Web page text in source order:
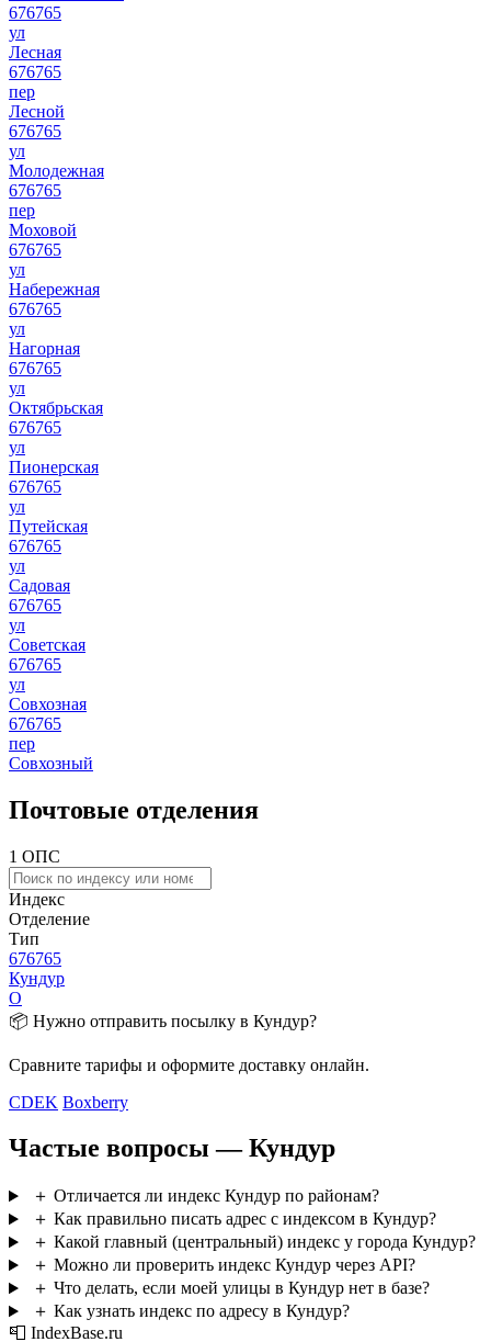
676765
ул
Лесная
676765
пер
Лесной
676765
ул
Молодежная
676765
пер
Моховой
676765
ул
Набережная
676765
ул
Нагорная
676765
ул
Октябрьская
676765
ул
Пионерская
676765
ул
Путейская
676765
ул
Садовая
676765
ул
Советская
676765
ул
Совхозная
676765
пер
Совхозный
Почтовые отделения
1 ОПС
Индекс
Отделение
Тип
676765
Кундур
О
📦 Нужно отправить посылку в Кундур?
Сравните тарифы и оформите доставку онлайн.
CDEK Boxberry
Частые вопросы — Кундур
＋ Отличается ли индекс Кундур по районам?
＋ Как правильно писать адрес с индексом в Кундур?
＋ Какой главный (центральный) индекс у города Кундур?
＋ Можно ли проверить индекс Кундур через API?
＋ Что делать, если моей улицы в Кундур нет в базе?
＋ Как узнать индекс по адресу в Кундур?
📮 IndexBase.ru